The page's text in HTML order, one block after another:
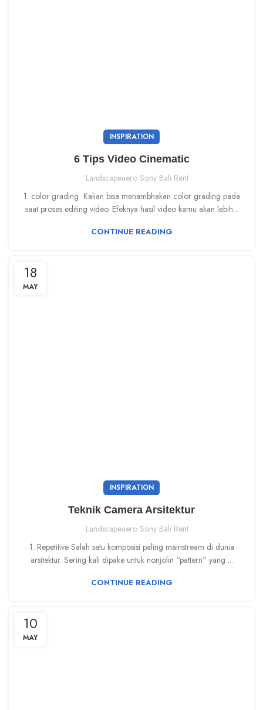
INSPIRATION
6 Tips Video Cinematic
Landscapeaero Sony Bali Rent
1. color grading Kalian bisa menambhakan color grading pada
saat proses editing video. Efeknya hasil video kamu akan lebih...
CONTINUE READING
18
MAY
INSPIRATION
Teknik Camera Arsitektur
Landscapeaero Sony Bali Rent
1. Repetitive Salah satu komposisi paling mainstream di dunia
arsitektur. Sering kali dipake untuk nonjolin “pattern” yang ...
CONTINUE READING
10
MAY